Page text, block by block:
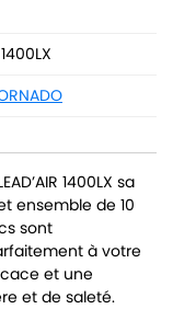
1400LX sa
ensemble de 10
sont
à votre
et une
et de saleté.